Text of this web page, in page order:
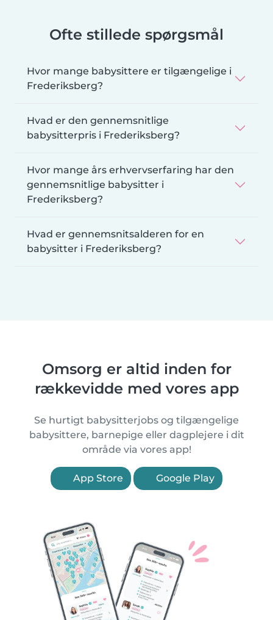
Ofte stillede spørgsmål
Hvor mange babysittere er tilgængelige i
Frederiksberg?
Hvad er den gennemsnitlige
babysitterpris i Frederiksberg?
Hvor mange års erhvervserfaring har den
gennemsnitlige babysitter i
Frederiksberg?
Hvad er gennemsnitsalderen for en
babysitter i Frederiksberg?
Omsorg er altid inden for
rækkevidde med vores app
Se hurtigt babysitterjobs og tilgængelige
babysittere, barnepige eller dagplejere i dit
område via vores app!
App Store Google Play